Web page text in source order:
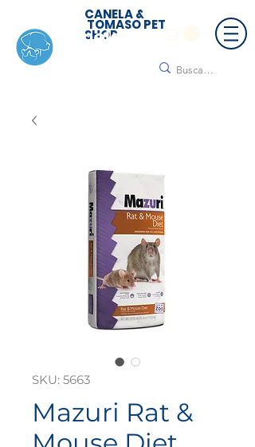
CANELA &
TOMASO PET
SHOP
SKU: 5663
Mazuri Rat &